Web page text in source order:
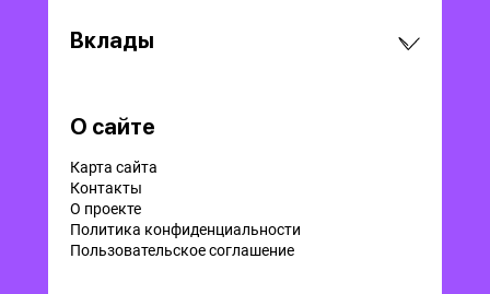
Вклады
О сайте
Карта сайта
Контакты
О проекте
Политика конфиденциальности
Пользовательское соглашение